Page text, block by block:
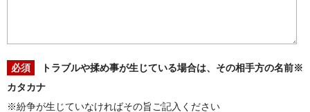
必須
トラブルや揉め事が生じている場合は、その相手方の名前※
カタカナ
※紛争が生じていなければその旨ご記入ください